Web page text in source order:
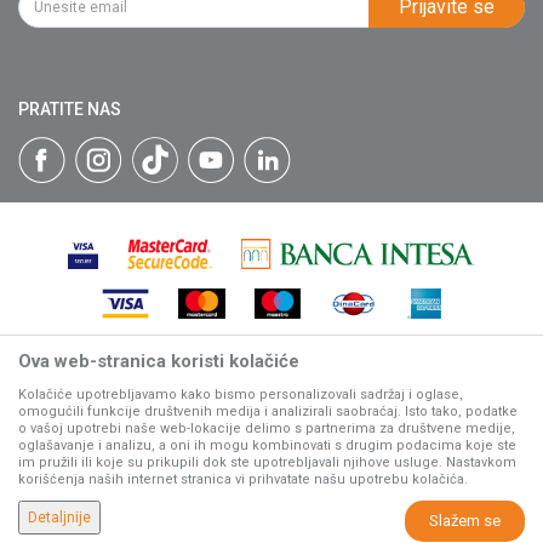
Matični broj: 07593252
Katalozi
Isporuka
Plaćanje karticama
Web kredit Raiffeisen banke
Pravo na odustajanje
Povraćaj sredstava
Zamena artikala
Prijavite se
PRATITE NAS
Nastojimo da budemo što precizniji u opisu proizvoda, prikazu
slika i samih cena, ali ne možemo garantovati da su sve
informacije kompletne i bez grešaka.
Svi artikli prikazani na sajtu su deo naše ponude, ali ne
podrazumeva da su dostupni u svakom trenutku.
©2026www.villagerstore.com . Sva prava zadržana.
Ova web-stranica koristi kolačiće
Kolačiće upotrebljavamo kako bismo personalizovali sadržaj i oglase,
omogućili funkcije društvenih medija i analizirali saobraćaj. Isto tako, podatke
o vašoj upotrebi naše web-lokacije delimo s partnerima za društvene medije,
oglašavanje i analizu, a oni ih mogu kombinovati s drugim podacima koje ste
im pružili ili koje su prikupili dok ste upotrebljavali njihove usluge. Nastavkom
korišćenja naših internet stranica vi prihvatate našu upotrebu kolačića.
Detaljnije Slažem se